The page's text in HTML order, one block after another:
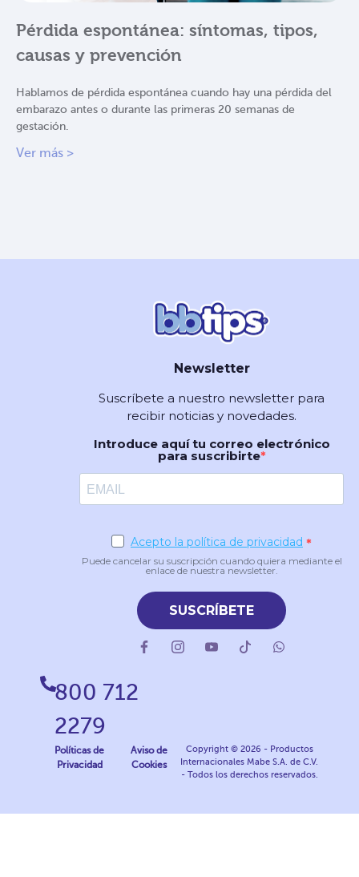
Pérdida espontánea: síntomas, tipos,
causas y prevención
Hablamos de pérdida espontánea cuando hay una pérdida del
embarazo antes o durante las primeras 20 semanas de
gestación.
Ver más >
Newsletter
Suscríbete a nuestro newsletter para
recibir noticias y novedades.
Introduce aquí tu correo electrónico
para suscribirte
Acepto la política de privacidad
Puede cancelar su suscripción cuando quiera mediante el
enlace de nuestra newsletter.
SUSCRÍBETE
800 712
2279
Políticas de
Privacidad
Aviso de
Cookies
Copyright © 2026 - Productos
Internacionales Mabe S.A. de C.V.
- Todos los derechos reservados.